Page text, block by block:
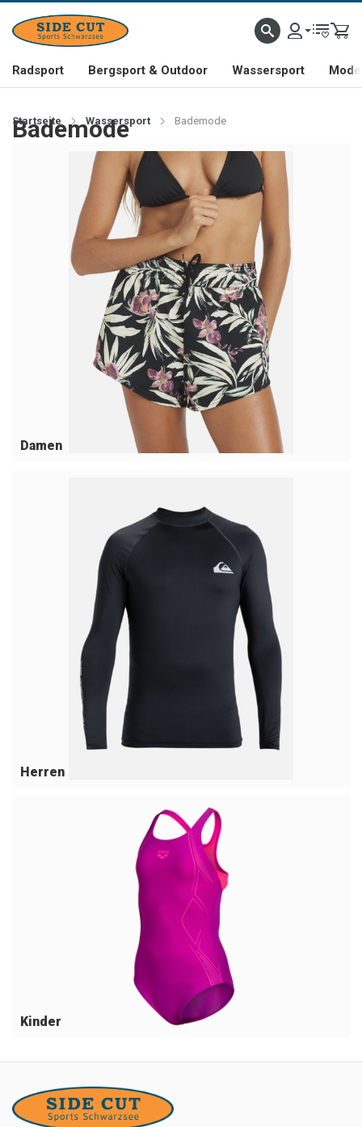
Radsport Bergsport & Outdoor Wassersport
Startseite Wassersport Bademode
Bademode
Damen
Herren
Kinder